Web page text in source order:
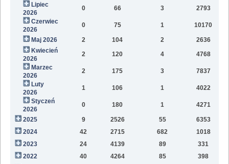
Lipiec
2026
0 66 3 2793
Czerwiec
2026
0 75 1 10170
Maj 2026 2 104 2 2636
Kwiecień
2026
2 120 4 4768
Marzec
2026
2 175 3 7837
Luty
2026
1 106 1 4022
Styczeń
2026
0 180 1 4271
2025 9 2526 55 6353
2024
42 2715 682 1018
2023
24 4139 89 331
2022
40 4264 85 398